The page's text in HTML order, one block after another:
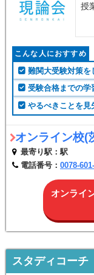
授
こんな人におすすめ
難関大受験対策を
受験合格までの学
やるべきことを見
オンライン校(
最寄り駅：駅
電話番号： 0078-
オンライ
スタディコーチ